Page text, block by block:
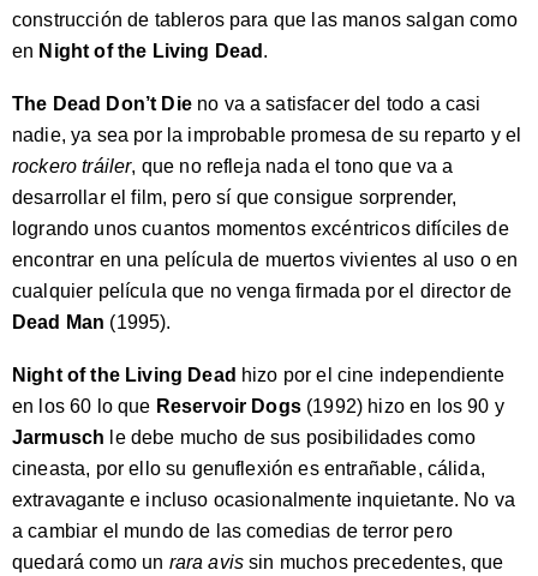
construcción de tableros para que las manos salgan como
en Night of the Living Dead .
The Dead Don’t Dieno va a satisfacer del todo a casi
nadie, ya sea por la improbable promesa de su reparto y el
rockero tráiler, que no refleja nada el tono que va a
desarrollar el film, pero sí que consigue sorprender,
logrando unos cuantos momentos excéntricos difíciles de
encontrar en una película de muertos vivientes al uso o en
cualquier película que no venga firmada por el director de
Dead Man (1995).
Night of the Living Dead hizo por el cine independiente
en los 60 lo que Reservoir Dogs(1992) hizo en los 90 y
Jarmusch le debe mucho de sus posibilidades como
cineasta, por ello su genuflexión es entrañable, cálida,
extravagante e incluso ocasionalmente inquietante. No va
a cambiar el mundo de las comedias de terror pero
quedará como un rara avis sin muchos precedentes, que